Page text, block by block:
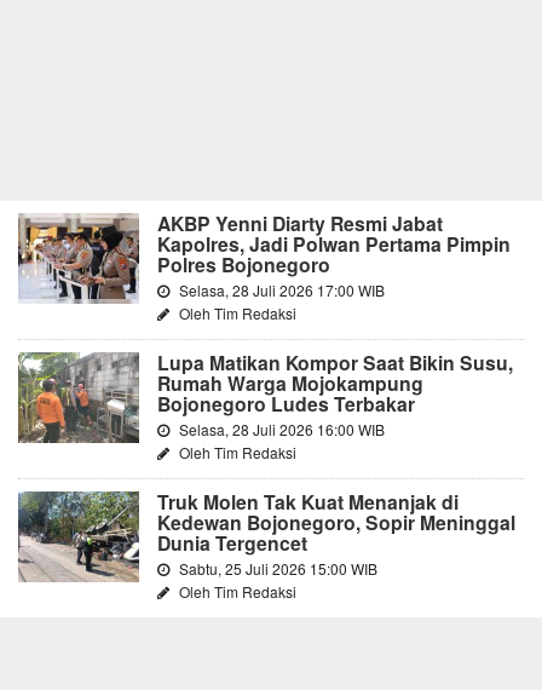
AKBP Yenni Diarty Resmi Jabat
Kapolres, Jadi Polwan Pertama Pimpin
Polres Bojonegoro
Selasa, 28 Juli 2026 17:00 WIB
Oleh Tim Redaksi
Lupa Matikan Kompor Saat Bikin Susu,
Rumah Warga Mojokampung
Bojonegoro Ludes Terbakar
Selasa, 28 Juli 2026 16:00 WIB
Oleh Tim Redaksi
Truk Molen Tak Kuat Menanjak di
Kedewan Bojonegoro, Sopir Meninggal
Dunia Tergencet
Sabtu, 25 Juli 2026 15:00 WIB
Oleh Tim Redaksi